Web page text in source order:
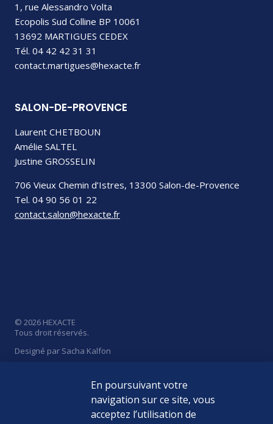
1, rue Alessandro Volta
Ecopolis Sud Colline BP 10061
13692 MARTIGUES CEDEX
Tél. 04 42 42 31 31
contact.martigues@hexacte.fr
SALON-DE-PROVENCE
Laurent CHETBOUN
Amélie SALTEL
Justine GROSSELIN
706 Vieux Chemin d’Istres, 13300 Salon-de-Provence
Tel. 04 90 56 01 22
contact.salon@hexacte.fr
© 2026 HEXACTE
Tous droit réservés.
Designé par Sacha Kalfon
Politique de Confidentialité
En poursuivant votre
navigation sur ce site, vous
acceptez l’utilisation de